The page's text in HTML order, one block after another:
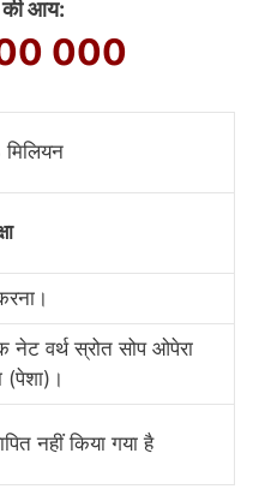
की आय:
000
नेट वर्थ स्रोत सोप ​​ओपेरा
(पेशा)।
नहीं किया गया है